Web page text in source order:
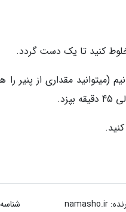
مقداری از پنیر را
namasho.ir شناسه